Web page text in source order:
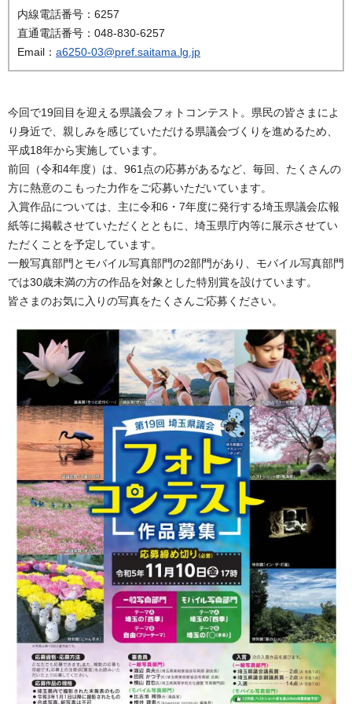
内線電話番号：6257
直通電話番号：048-830-6257
Email： a6250-03@pref.saitama.lg.jp
今回で19回目を迎える県議会フォトコンテスト。県民の皆さまによ
り身近で、親しみを感じていただける県議会づくりを進めるため、
平成18年から実施しています。
前回（令和4年度）は、961点の応募があるなど、毎回、たくさんの
方に熱意のこもった力作をご応募いただいています。
入賞作品については、主に令和6・7年度に発行する埼玉県議会広報
紙等に掲載させていただくとともに、埼玉県庁内等に展示させてい
ただくことを予定しています。
一般写真部門とモバイル写真部門の2部門があり、モバイル写真部門
では30歳未満の方の作品を対象とした特別賞を設けています。
皆さまのお気に入りの写真をたくさんご応募ください。